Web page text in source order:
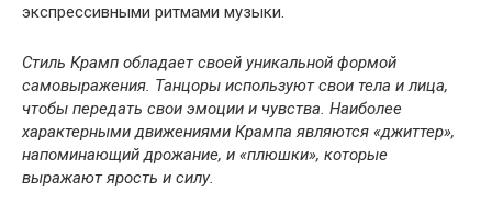
экспрессивными ритмами музыки.
Стиль Крамп обладает своей уникальной формой
самовыражения. Танцоры используют свои тела и лица,
чтобы передать свои эмоции и чувства. Наиболее
характерными движениями Крампа являются «джиттер»,
напоминающий дрожание, и «плюшки», которые
выражают ярость и силу.